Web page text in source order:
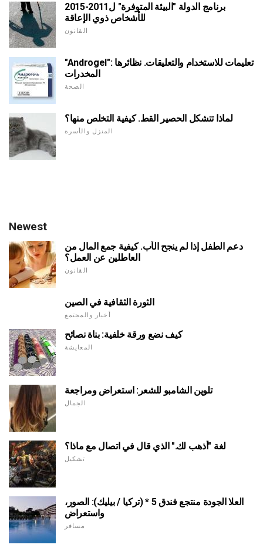
برنامج الدولة "البيئة المتوفرة" ل2011-2015
للأشخاص ذوي الإعاقة
القانون
"Androgel": تعليمات للاستخدام والتعليقات. نظائرها
المخدرات
الصحة
لماذا تتشكل الحصير القط. كيفية التخلص منها؟
المنزل والأسرة
Newest
دعم الطفل إذا لم ينجح الأب. كيفية جمع المال من
العاطلين عن العمل؟
القانون
الثورة الثقافية في الصين
أخبار والمجتمع
كيف نضع ورقة خلفية: بناة نصائح
المعايشة
تلوين الشامبو للشعر: استعراض ومراجعة
الجمال
لغة "أذهب لك." الذي قال في اتصال مع ماذا؟
تشكيل
العلا الجودة منتجع فندق 5 * (تركيا / بيليك): الصور،
واستعراض
مسافر